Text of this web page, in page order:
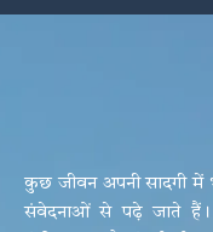
कुछ जीवन अपनी सादगी में
संवेदनाओं से पढ़े जाते हैं।